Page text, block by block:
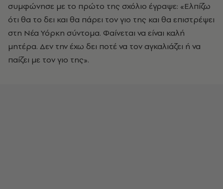
συμφώνησε με το πρώτο της σχόλιο έγραψε: «Ελπίζω
ότι θα το δει και θα πάρει τον γιο της και θα επιστρέψει
στη Νέα Υόρκη σύντομα. Φαίνεται να είναι καλή
μητέρα. Δεν την έχω δει ποτέ να τον αγκαλιάζει ή να
παίζει με τον γιο της».